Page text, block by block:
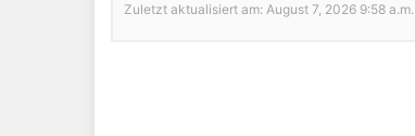
Zuletzt aktualisiert am: August 7, 2026 9:58 a.m.